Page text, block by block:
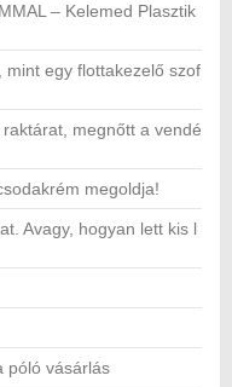
– Kelemed Plasztik
mint egy flottakezelő szof
megnőtt a vendé
megoldja!
Avagy, hogyan lett kis l
póló vásárlás